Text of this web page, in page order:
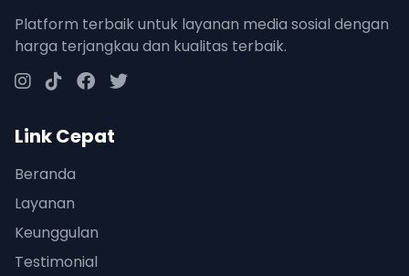
Platform terbaik untuk layanan media sosial dengan
harga terjangkau dan kualitas terbaik.
Link Cepat
Beranda
Layanan
Keunggulan
Testimonial